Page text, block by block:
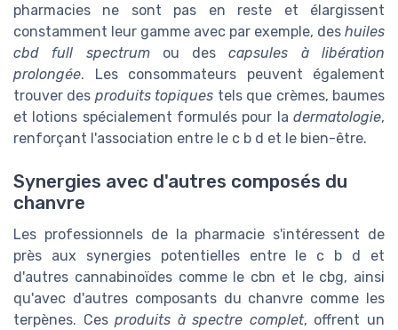
pharmacies ne sont pas en reste et élargissent
constamment leur gamme avec par exemple, des huiles
cbd full spectrumou descapsules à libération
prolongée. Les consommateurs peuvent également
trouver des produits topiques tels que crèmes, baumes
et lotions spécialement formulés pour la dermatologie,
renforçant l'association entre le c b d et le bien-être.
Synergies avec d'autres composés du
chanvre
Les professionnels de la pharmacie s'intéressent de
près aux synergies potentielles entre le c b d et
d'autres cannabinoïdes comme le cbn et le cbg, ainsi
qu'avec d'autres composants du chanvre comme les
terpènes. Cesproduits à spectre complet, offrent un